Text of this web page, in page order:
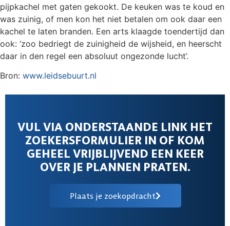
pijpkachel met gaten gekookt. De keuken was te koud en
was zuinig, of men kon het niet betalen om ook daar een
kachel te laten branden. Een arts klaagde toendertijd dan
ook: ‘zoo bedriegt de zuinigheid de wijsheid, en heerscht
daar in den regel een absoluut ongezonde lucht’.
Bron: www.leidsebuurt.nl
VUL VIA ONDERSTAANDE LINK HET
ZOEKERSFORMULIER IN OF KOM
GEHEEL VRIJBLIJVEND EEN KEER
OVER JE PLANNEN PRATEN.
Plaats je zoekopdracht